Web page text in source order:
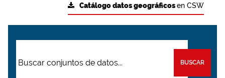
Catálogo datos geográficosen CSW
BUSCAR